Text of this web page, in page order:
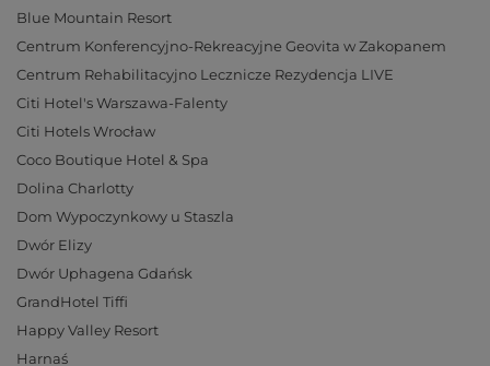
Blue Mountain Resort
Centrum Konferencyjno-Rekreacyjne Geovita w Zakopanem
Centrum Rehabilitacyjno Lecznicze Rezydencja LIVE
Citi Hotel's Warszawa-Falenty
Citi Hotels Wrocław
Coco Boutique Hotel & Spa
Dolina Charlotty
Dom Wypoczynkowy u Staszla
Dwór Elizy
Dwór Uphagena Gdańsk
GrandHotel Tiffi
Happy Valley Resort
Harnaś